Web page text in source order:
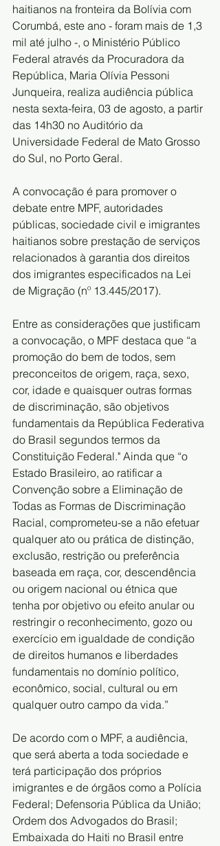
haitianos na fronteira da Bolívia com
Corumbá, este ano - foram mais de 1,3
mil até julho -, o Ministério Público
Federal através da Procuradora da
República, Maria Olívia Pessoni
Junqueira, realiza audiência pública
nesta sexta-feira, 03 de agosto, a partir
das 14h30 no Auditório da
Universidade Federal de Mato Grosso
do Sul, no Porto Geral.
A convocação é para promover o
debate entre MPF, autoridades
públicas, sociedade civil e imigrantes
haitianos sobre prestação de serviços
relacionados à garantia dos direitos
dos imigrantes especificados na Lei
de Migração (nº 13.445/2017).
Entre as considerações que justificam
a convocação, o MPF destaca que “a
promoção do bem de todos, sem
preconceitos de origem, raça, sexo,
cor, idade e quaisquer outras formas
de discriminação, são objetivos
fundamentais da República Federativa
do Brasil segundos termos da
Constituição Federal." Ainda que “o
Estado Brasileiro, ao ratificar a
Convenção sobre a Eliminação de
Todas as Formas de Discriminação
Racial, comprometeu-se a não efetuar
qualquer ato ou prática de distinção,
exclusão, restrição ou preferência
baseada em raça, cor, descendência
ou origem nacional ou étnica que
tenha por objetivo ou efeito anular ou
restringir o reconhecimento, gozo ou
exercício em igualdade de condição
de direitos humanos e liberdades
fundamentais no domínio político,
econômico, social, cultural ou em
qualquer outro campo da vida.”
De acordo com o MPF, a audiência,
que será aberta a toda sociedade e
terá participação dos próprios
imigrantes e de órgãos como a Polícia
Federal; Defensoria Pública da União;
Ordem dos Advogados do Brasil;
Embaixada do Haiti no Brasil entre